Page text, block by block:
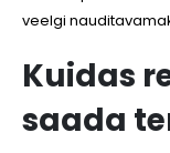
veelgi
Kuidas
saada